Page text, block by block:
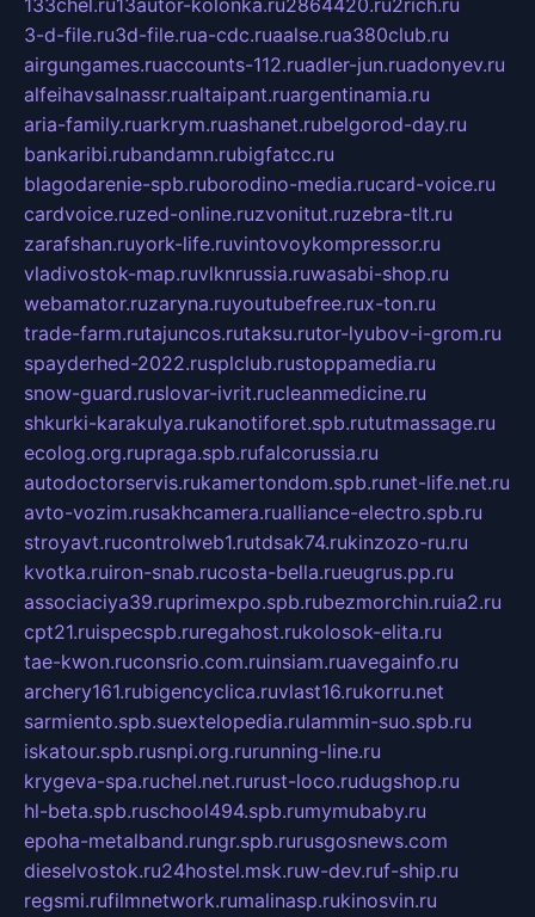
133chel.ru13autor-kolonka.ru2864420.ru2rich.ru
3-d-file.ru3d-file.rua-cdc.ruaalse.rua380club.ru
airgungames.ruaccounts-112.ruadler-jun.ruadonyev.ru
alfeihavsalnassr.rualtaipant.ruargentinamia.ru
aria-family.ruarkrym.ruashanet.rubelgorod-day.ru
bankaribi.rubandamn.rubigfatcc.ru
blagodarenie-spb.ruborodino-media.rucard-voice.ru
cardvoice.ruzed-online.ruzvonitut.ruzebra-tlt.ru
zarafshan.ruyork-life.ruvintovoykompressor.ru
vladivostok-map.ruvlknrussia.ruwasabi-shop.ru
webamator.ruzaryna.ruyoutubefree.rux-ton.ru
trade-farm.rutajuncos.rutaksu.rutor-lyubov-i-grom.ru
spayderhed-2022.rusplclub.rustoppamedia.ru
snow-guard.ruslovar-ivrit.rucleanmedicine.ru
shkurki-karakulya.rukanotiforet.spb.rututmassage.ru
ecolog.org.rupraga.spb.rufalcorussia.ru
autodoctorservis.rukamertondom.spb.runet-life.net.ru
avto-vozim.rusakhcamera.rualliance-electro.spb.ru
stroyavt.rucontrolweb1.rutdsak74.rukinzozo-ru.ru
kvotka.ruiron-snab.rucosta-bella.rueugrus.pp.ru
associaciya39.ruprimexpo.spb.rubezmorchin.ruia2.ru
cpt21.ruispecspb.ruregahost.rukolosok-elita.ru
tae-kwon.ruconsrio.com.ruinsiam.ruavegainfo.ru
archery161.rubigencyclica.ruvlast16.rukorru.net
sarmiento.spb.suextelopedia.rulammin-suo.spb.ru
iskatour.spb.rusnpi.org.rurunning-line.ru
krygeva-spa.ruchel.net.rurust-loco.rudugshop.ru
hl-beta.spb.ruschool494.spb.rumymubaby.ru
epoha-metalband.rungr.spb.rurusgosnews.com
dieselvostok.ru24hostel.msk.ruw-dev.ruf-ship.ru
regsmi.rufilmnetwork.rumalinasp.rukinosvin.ru